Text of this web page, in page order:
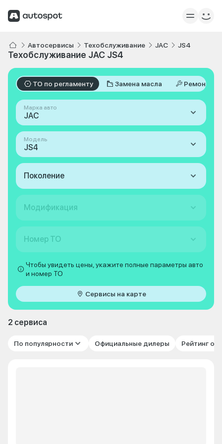
Автосервисы Техобслуживание JAC JS4
Техобслуживание JAC JS4
ТО по регламенту Замена масла Ремонт
Марка авто
JAC
Модель
JS4
Поколение
Модификация
Номер ТО
Чтобы увидеть цены, укажите полные параметры авто
и номер ТО
Сервисы на карте
2 сервиса
По популярности Официальные дилеры Рейтинг